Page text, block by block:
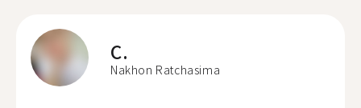
C.
Nakhon Ratchasima